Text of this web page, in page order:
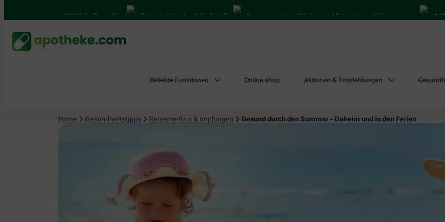
4.000 Mal in Deutschland Online bei Ihrer Apotheke Bestellen Bequem zwischen Abholung und Botendienst wählen 4.000 Mal
Beliebte Funktionen Online shop Aktionen & Empfehlungen
Home Gesundheitstipps Reisemedizin & Impfungen Gesund durch den Sommer – Daheim und in den Ferien
Reisemedizin & Impfungen